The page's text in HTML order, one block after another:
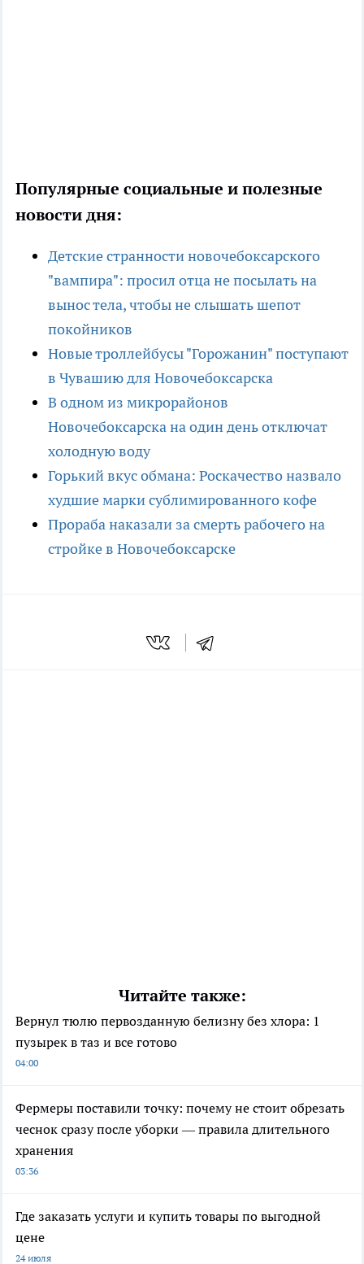
Популярные социальные и полезные
новости дня:
Детские странности новочебоксарского
"вампира": просил отца не посылать на
вынос тела, чтобы не слышать шепот
покойников
Новые троллейбусы "Горожанин" поступают
в Чувашию для Новочебоксарска
В одном из микрорайонов
Новочебоксарска на один день отключат
холодную воду
Горький вкус обмана: Роскачество назвало
худшие марки сублимированного кофе
Прораба наказали за смерть рабочего на
стройке в Новочебоксарске
Читайте также:
Вернул тюлю первозданную белизну без хлора: 1
пузырек в таз и все готово
04:00
Фермеры поставили точку: почему не стоит обрезать
чеснок сразу после уборки — правила длительного
хранения
03:36
Где заказать услуги и купить товары по выгодной
цене
24 июля